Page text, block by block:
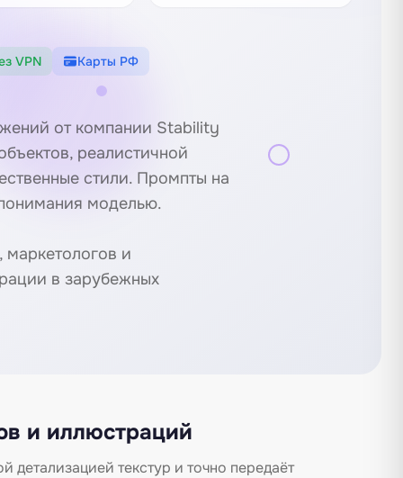
VPN Карты РФ
от компании Stability
реалистичной
стили. Промпты на
моделью.
и
в зарубежных
и иллюстраций
текстур и точно передаёт